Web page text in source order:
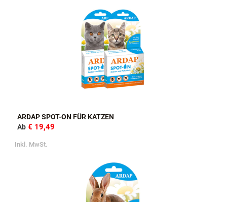
ARDAP SPOT-ON FÜR KATZEN
Ab € 19,49
Inkl. MwSt.